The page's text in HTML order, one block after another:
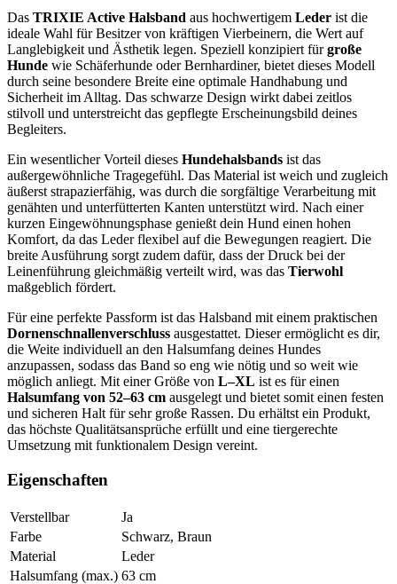
Das TRIXIE Active Halsband aus hochwertigem Leder ist die
ideale Wahl für Besitzer von kräftigen Vierbeinern, die Wert auf
Langlebigkeit und Ästhetik legen. Speziell konzipiert fürgroße
Hunde wie Schäferhunde oder Bernhardiner, bietet dieses Modell
durch seine besondere Breite eine optimale Handhabung und
Sicherheit im Alltag. Das schwarze Design wirkt dabei zeitlos
stilvoll und unterstreicht das gepflegte Erscheinungsbild deines
Begleiters.
Ein wesentlicher Vorteil dieses Hundehalsbands ist das
außergewöhnliche Tragegefühl. Das Material ist weich und zugleich
äußerst strapazierfähig, was durch die sorgfältige Verarbeitung mit
genähten und unterfütterten Kanten unterstützt wird. Nach einer
kurzen Eingewöhnungsphase genießt dein Hund einen hohen
Komfort, da das Leder flexibel auf die Bewegungen reagiert. Die
breite Ausführung sorgt zudem dafür, dass der Druck bei der
Leinenführung gleichmäßig verteilt wird, was das Tierwohl
maßgeblich fördert.
Für eine perfekte Passform ist das Halsband mit einem praktischen
Dornenschnallenverschluss ausgestattet. Dieser ermöglicht es dir,
die Weite individuell an den Halsumfang deines Hundes
anzupassen, sodass das Band so eng wie nötig und so weit wie
möglich anliegt. Mit einer Größe von L–XL ist es für einen
Halsumfang von 52–63 cm ausgelegt und bietet somit einen festen
und sicheren Halt für sehr große Rassen. Du erhältst ein Produkt,
das höchste Qualitätsansprüche erfüllt und eine tiergerechte
Umsetzung mit funktionalem Design vereint.
Eigenschaften
Verstellbar
Ja
Farbe
Schwarz, Braun
Material
Leder
Halsumfang (max.) 63 cm